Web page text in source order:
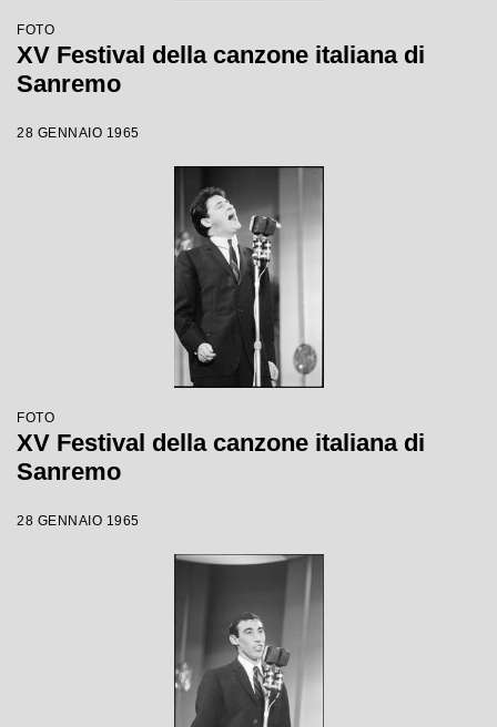
FOTO
XV Festival della canzone italiana di
Sanremo
28 GENNAIO 1965
FOTO
XV Festival della canzone italiana di
Sanremo
28 GENNAIO 1965